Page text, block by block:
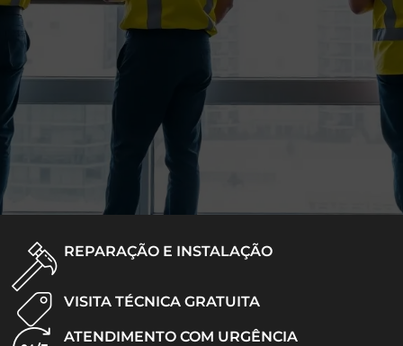
REPARAÇÃO E INSTALAÇÃO
VISITA TÉCNICA GRATUITA
ATENDIMENTO COM URGÊNCIA